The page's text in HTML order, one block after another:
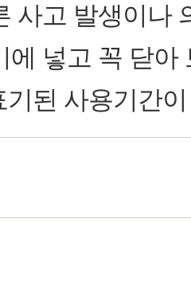
사고 발생이나
에 넣고 꼭 닫아
기된 사용기간